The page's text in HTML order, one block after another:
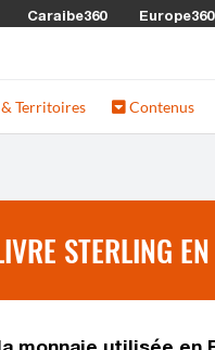
Caraibe360 Europe360
& Territoires Contenus
STERLING